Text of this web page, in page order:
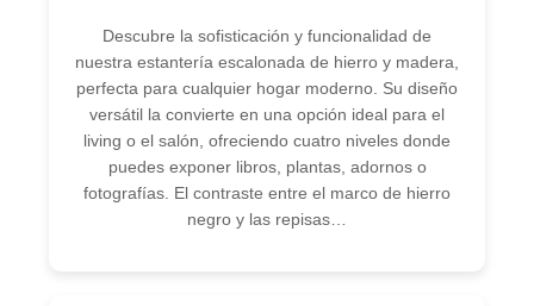
Descubre la sofisticación y funcionalidad de
nuestra estantería escalonada de hierro y madera,
perfecta para cualquier hogar moderno. Su diseño
versátil la convierte en una opción ideal para el
living o el salón, ofreciendo cuatro niveles donde
puedes exponer libros, plantas, adornos o
fotografías. El contraste entre el marco de hierro
negro y las repisas…